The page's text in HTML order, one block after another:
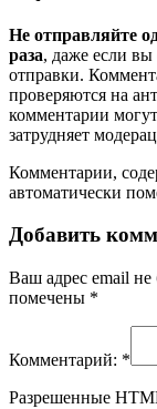
Не отправляйте
раза, даже если вы
отправки.
проверяются на
комментарии
затрудняет
Комментарии,
автоматически
Добавить
Ваш адрес email не
помечены *
Комментарий: *
Разрешенные